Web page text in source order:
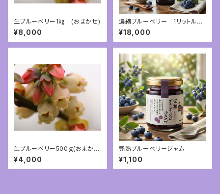
生ブルーベリー1㎏ (おまかせ)
¥8,000
濃縮ブルーベリー 1リットル
限定商品
¥18,000
生ブルーベリー500ｇ(おまか
せ)
¥4,000
完熟ブルーベリージャム
¥1,100